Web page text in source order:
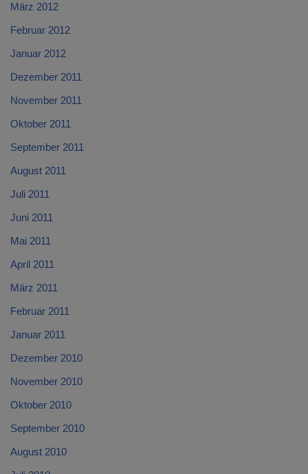
März 2012
Februar 2012
Januar 2012
Dezember 2011
November 2011
Oktober 2011
September 2011
August 2011
Juli 2011
Juni 2011
Mai 2011
April 2011
März 2011
Februar 2011
Januar 2011
Dezember 2010
November 2010
Oktober 2010
September 2010
August 2010